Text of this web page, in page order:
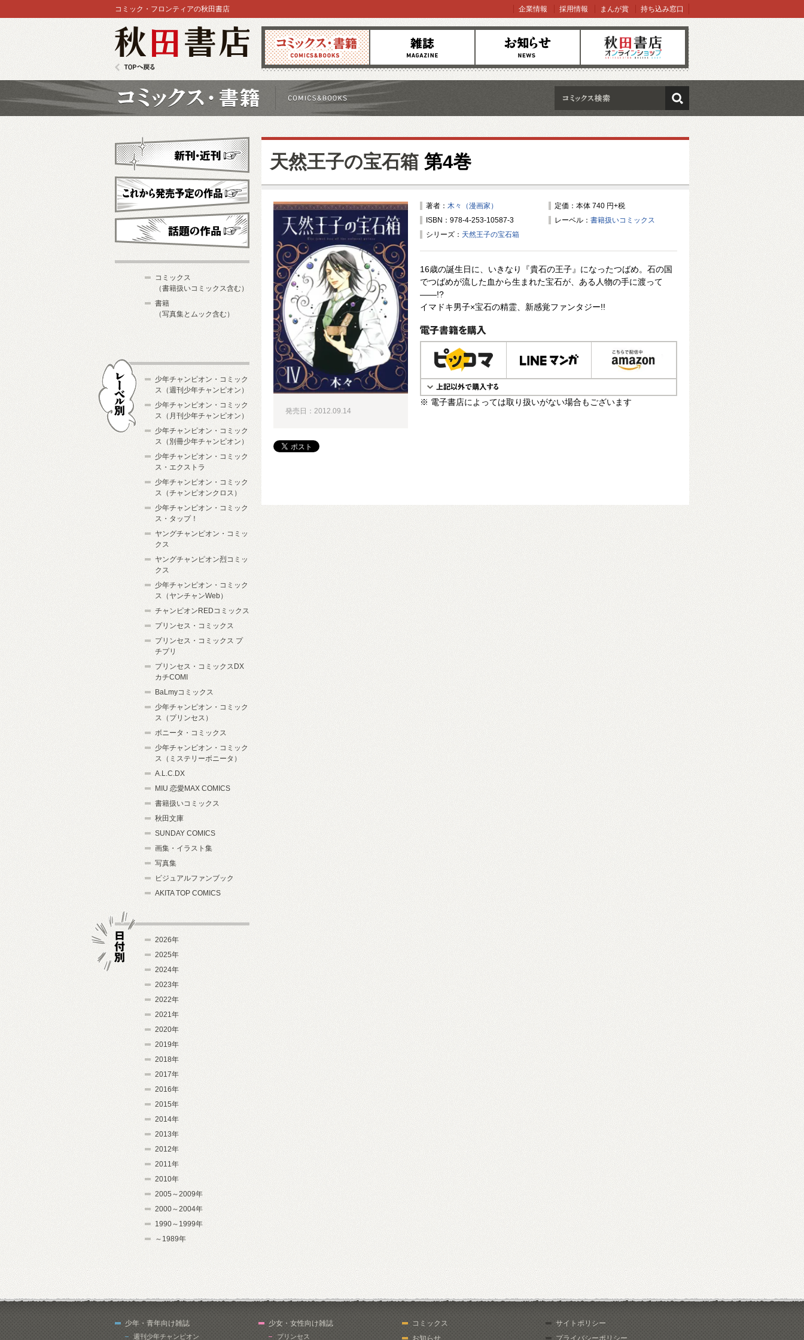
コミックス 雑誌 お知らせ オンラインショップ
コミック・フロンティアの秋田書店 企業情報 採用情報 まんが賞 持ち込み窓口
検索
天然王子の宝石箱 第4巻
著者： 木々（漫画家）
定価：本体 740 円+税
ISBN：978-4-253-10587-3
レーベル： 書籍扱いコミックス
シリーズ： 天然王子の宝石箱
16歳の誕生日に、いきなり『貴石の王子』になったつばめ。石の国
でつばめが流した血から生まれた宝石が、ある人物の手に渡って
――!?
イマドキ男子×宝石の精霊、新感覚ファンタジー!!
電子書籍で購入
※ 電子書店によっては取り扱いがない場合もございます
発売日：2012.09.14
新刊・近刊
これから発売予定
コミックス
（書籍扱いコミックス含む）
書籍
（写真集とムック含む）
少年チャンピオン・コミック
ス（週刊少年チャンピオン）
少年チャンピオン・コミック
ス（月刊少年チャンピオン）
少年チャンピオン・コミック
ス（別冊少年チャンピオン）
少年チャンピオン・コミック
ス・エクストラ
少年チャンピオン・コミック
ス（チャンピオンクロス）
少年チャンピオン・コミック
ス・タップ！
ヤングチャンピオン・コミッ
クス
ヤングチャンピオン烈コミッ
クス
少年チャンピオン・コミック
ス（ヤンチャンWeb）
チャンピオンREDコミックス
プリンセス・コミックス
プリンセス・コミックス プ
チプリ
プリンセス・コミックスDX
カチCOMI
BaLmyコミックス
少年チャンピオン・コミック
ス（プリンセス）
ボニータ・コミックス
少年チャンピオン・コミック
ス（ミステリーボニータ）
A.L.C.DX
MIU 恋愛MAX COMICS
書籍扱いコミックス
秋田文庫
SUNDAY COMICS
画集・イラスト集
写真集
ビジュアルファンブック
AKITA TOP COMICS
2026年
2025年
2024年
2023年
2022年
2021年
2020年
2019年
2018年
2017年
2016年
2015年
2014年
2013年
2012年
2011年
2010年
2005～2009年
2000～2004年
1990～1999年
～1989年
少年・青年向け雑誌
週刊少年チャンピオン
少女・女性向け雑誌
プリンセス
コミックス
お知らせ
サイトポリシー
プライバシーポリシー